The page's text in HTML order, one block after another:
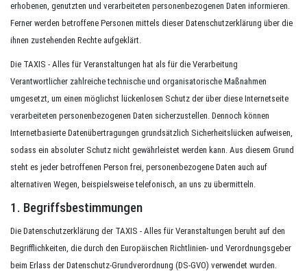
erhobenen, genutzten und verarbeiteten personenbezogenen Daten informieren.
Ferner werden betroffene Personen mittels dieser Datenschutzerklärung über die
ihnen zustehenden Rechte aufgeklärt.
Die TAXIS - Alles für Veranstaltungen hat als für die Verarbeitung
Verantwortlicher zahlreiche technische und organisatorische Maßnahmen
umgesetzt, um einen möglichst lückenlosen Schutz der über diese Internetseite
verarbeiteten personenbezogenen Daten sicherzustellen. Dennoch können
Internetbasierte Datenübertragungen grundsätzlich Sicherheitslücken aufweisen,
sodass ein absoluter Schutz nicht gewährleistet werden kann. Aus diesem Grund
steht es jeder betroffenen Person frei, personenbezogene Daten auch auf
alternativen Wegen, beispielsweise telefonisch, an uns zu übermitteln.
1. Begriffsbestimmungen
Die Datenschutzerklärung der TAXIS - Alles für Veranstaltungen beruht auf den
Begrifflichkeiten, die durch den Europäischen Richtlinien- und Verordnungsgeber
beim Erlass der Datenschutz-Grundverordnung (DS-GVO) verwendet wurden.